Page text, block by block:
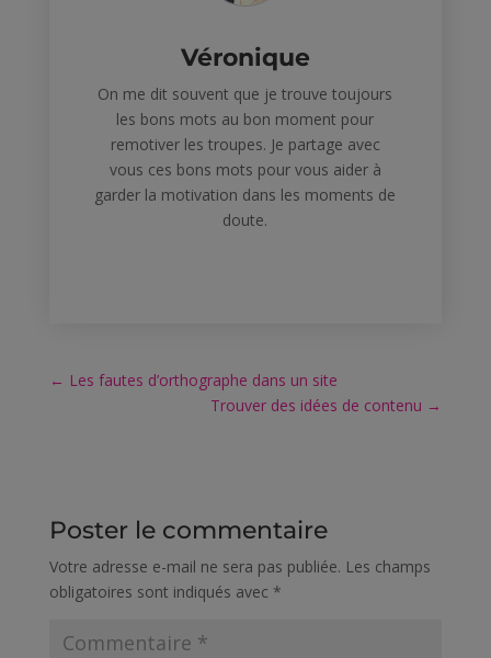
Véronique
On me dit souvent que je trouve toujours
les bons mots au bon moment pour
remotiver les troupes. Je partage avec
vous ces bons mots pour vous aider à
garder la motivation dans les moments de
doute.
← Les fautes d’orthographe dans un site
Trouver des idées de contenu →
Poster le commentaire
Votre adresse e-mail ne sera pas publiée. Les champs
obligatoires sont indiqués avec *